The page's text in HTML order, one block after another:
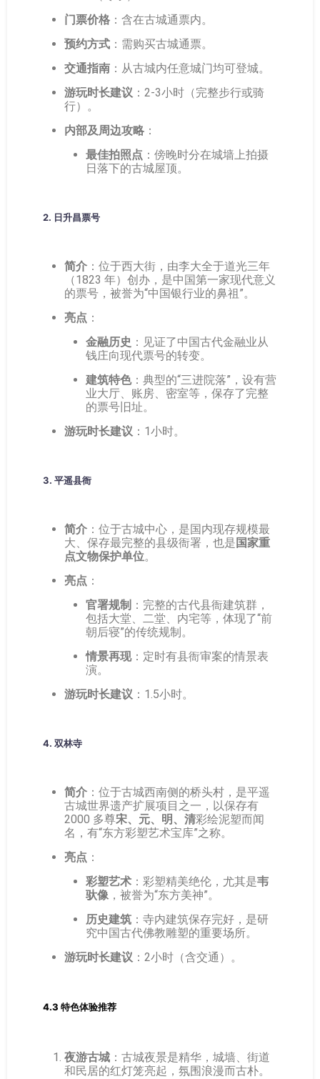
门票价格 ：含在古城通票内。
预约方式 ：需购买古城通票。
交通指南 ：从古城内任意城门均可登城。
游玩时长建议 ：2-3小时（完整步行或骑
行）。
内部及周边攻略 ：
最佳拍照点 ：傍晚时分在城墙上拍摄
日落下的古城屋顶。
2. 日升昌票号
简介 ：位于西大街，由李大全于道光三年
（1823 年）创办，是中国第一家现代意义
的票号，被誉为“中国银行业的鼻祖”。
亮点 ：
金融历史 ：见证了中国古代金融业从
钱庄向现代票号的转变。
建筑特色：典型的“三进院落”，设有营
业大厅、账房、密室等，保存了完整
的票号旧址。
游玩时长建议 ：1小时。
3. 平遥县衙
简介 ：位于古城中心，是国内现存规模最
大、保存最完整的县级衙署，也是 国家重
点文物保护单位。
亮点 ：
官署规制 ：完整的古代县衙建筑群，
包括大堂、二堂、内宅等，体现了“前
朝后寝”的传统规制。
情景再现：定时有县衙审案的情景表
演。
游玩时长建议 ：1.5小时。
4. 双林寺
简介 ：位于古城西南侧的桥头村，是平遥
古城世界遗产扩展项目之一，以保存有
2000 多尊宋、元、明、清彩绘泥塑而闻
名，有“东方彩塑艺术宝库”之称。
亮点 ：
彩塑艺术 ：彩塑精美绝伦，尤其是韦
驮像 ，被誉为“东方美神”。
历史建筑 ：寺内建筑保存完好，是研
究中国古代佛教雕塑的重要场所。
游玩时长建议 ：2小时（含交通）。
4.3 特色体验推荐
夜游古城 ：古城夜景是精华，城墙、街道
和民居的红灯笼亮起，氛围浪漫而古朴。